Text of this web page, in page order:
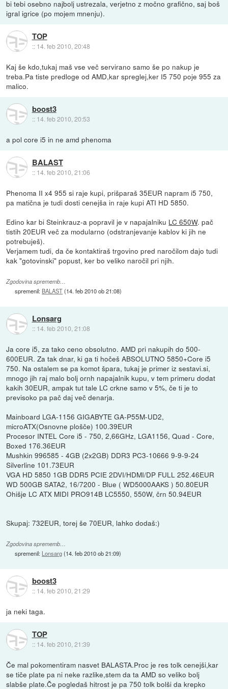
bi tebi osebno najbolj ustrezala, verjetno z močno grafično, saj boš
igral igrice (po mojem mnenju).
TOP
:: 14. feb 2010, 20:48
Kaj še kdo,tukaj maš vse več servirano samo še po nakup je
treba.Pa tiste predloge od AMD,kar spreglej,ker I5 750 poje 955 za
malico.
boost3
:: 14. feb 2010, 20:53
a pol core i5 in ne amd phenoma
BALAST
:: 14. feb 2010, 21:06
Phenoma II x4 955 si raje kupi, prišparaš 35EUR napram i5 750,
pa matična je tudi dosti cenejša in raje kupi ATI HD 5850.
Edino kar bi Steinkrauz-a popravil je v napajalniku LC 650W. pač
tistih 20EUR več za modularno (odstranjevanje kablov ki jih ne
potrebuješ).
Verjamem tudi, da če kontaktiraš trgovino pred naročilom dajo tudi
kak "gotovinski" popust, ker bo veliko naročil pri njih.
Zgodovina sprememb…
spremenil: BALAST(14. feb 2010 ob 21:08)
Lonsarg
:: 14. feb 2010, 21:08
Ja core i5, za tako ceno obsolutno. AMD pri nakupih do 500-
600EUR. Za tak dnar, ki ga ti hočeš ABSOLUTNO 5850+Core i5
750. Na ostalem se pa komot špara, tukaj je primer iz sestavi.si,
mnogo jih raj malo bolj ornh napajalnik kupu, v tem primeru dodat
kakih 30EUR, ampak tut tale LC crkne samo v 5%, če ti je to
previsoko pa pač daj več denarja.
Mainboard LGA-1156 GIGABYTE GA-P55M-UD2,
microATX(Osnovne plošče) 100.39EUR
Procesor INTEL Core i5 - 750, 2,66GHz, LGA1156, Quad - Core,
Boxed 176.36EUR
Mushkin 996585 - 4GB (2x2GB) DDR3 PC3-10666 9-9-9-24
Silverline 101.73EUR
VGA HD 5850 1GB DDR5 PCIE 2DVI/HDMI/DP FULL 252.46EUR
WD 500GB SATA2, 16/7200 - Blue ( WD5000AAKS ) 50.80EUR
Ohišje LC ATX MIDI PRO914B LC5550, 550W, črn 50.94EUR
Skupaj: 732EUR, torej še 70EUR, lahko dodaš:)
Zgodovina sprememb…
spremenil: Lonsarg(14. feb 2010 ob 21:09)
boost3
:: 14. feb 2010, 21:29
ja neki taga.
TOP
:: 14. feb 2010, 21:39
Če mal pokomentiram nasvet BALASTA.Proc je res tolk cenejši,kar
se tiče plate pa ni neke razlike,stem da ta AMD so veliko bolj
slabše plate.Če pogledaš hitrost je pa 750 tolk bolši da krepko